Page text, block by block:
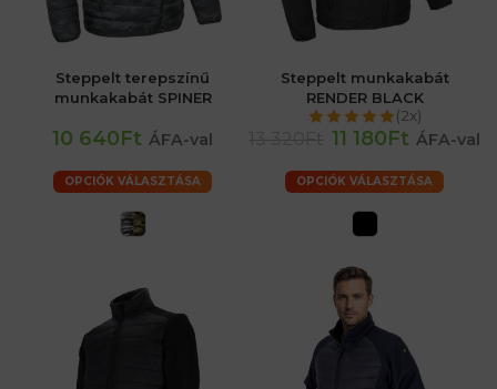
Steppelt terepszínű
munkakabát SPINER
10 640Ft ÁFA-val
OPCIÓK VÁLASZTÁSA
Steppelt munkakabát
RENDER BLACK
(2x)
11 180Ft ÁFA-val
OPCIÓK VÁLASZTÁSA